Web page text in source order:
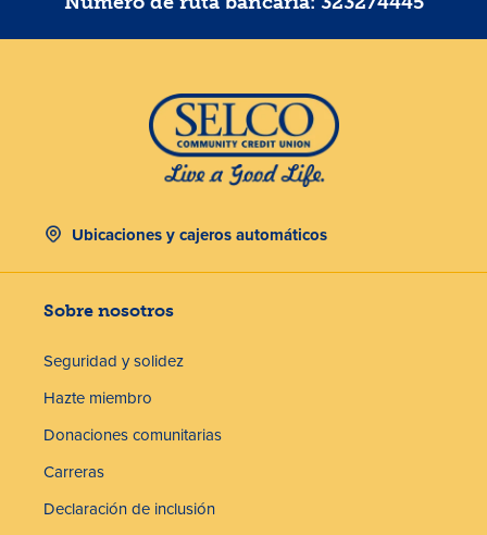
Ubicaciones y cajeros automáticos
Sobre nosotros
Seguridad y solidez
Hazte miembro
Donaciones comunitarias
Carreras
Declaración de inclusión